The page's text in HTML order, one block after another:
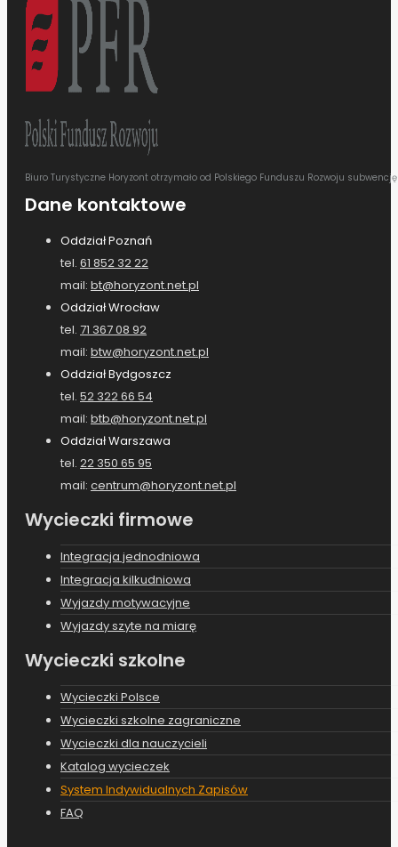
Biuro Turystyczne Horyzont otrzymało od Polskiego Funduszu Rozwoju
Dane kontaktowe
Oddział Poznań
tel. 61 852 32 22
mail: bt@horyzont.net.pl
Oddział Wrocław
tel. 71 367 08 92
mail: btw@horyzont.net.pl
Oddział Bydgoszcz
tel. 52 322 66 54
mail: btb@horyzont.net.pl
Oddział Warszawa
tel. 22 350 65 95
mail: centrum@horyzont.net.pl
Wycieczki firmowe
Integracja jednodniowa
Integracja kilkudniowa
Wyjazdy motywacyjne
Wyjazdy szyte na miarę
Wycieczki szkolne
Wycieczki Polsce
Wycieczki szkolne zagraniczne
Wycieczki dla nauczycieli
Katalog wycieczek
System Indywidualnych Zapisów
FAQ